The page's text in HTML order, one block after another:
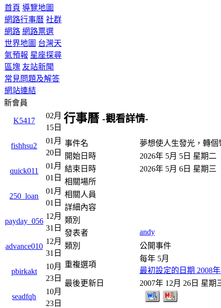
首頁 導覽地圖
網路行事曆 社群
網路 網路票選
世界地圖 台灣天
氣預報 星座探尋
區塊 友站新聞
常見問題及解答
網站連結
新會員
K5417
02月
15日
fishhsu2
01月
20日
quick011
01月
01日
250_loan
01月
01日
payday_056
12月
31日
advance010
12月
31日
pbirkakt
10月
23日
seadfqh
10月
23日
行事曆 -觀看詳情-
事件名
夢想使人生發光，轉
開始日時
2026年 5月 5日 星期
結束日時
2026年 5月 6日 星期三
相關場所
相關人員
詳細內容
類別
發表者
andy
類別
公開事件
重複選項
每年 5月
最初設定的日期 2008
最後更新日
2007年 12月 26日 星期